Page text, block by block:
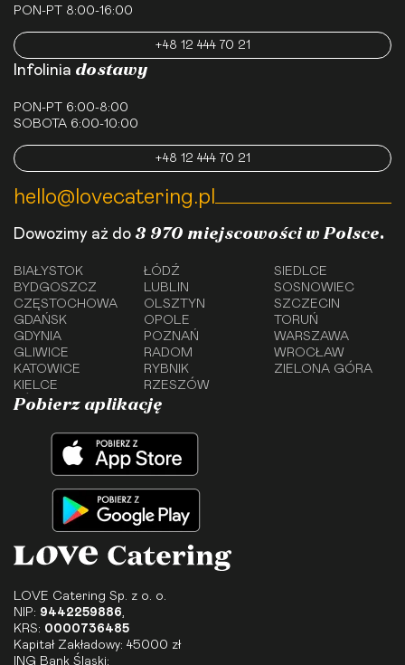
PON-PT 8:00-16:00
+48 12 444 70 21
Infolinia dostawy
PON-PT 6:00-8:00
SOBOTA 6:00-10:00
+48 12 444 70 21
hello@lovecatering.pl
Dowozimy aż do 3 970 miejscowości w Polsce.
BIAŁYSTOK
BYDGOSZCZ
CZĘSTOCHOWA
GDAŃSK
GDYNIA
GLIWICE
KATOWICE
KIELCE
ŁÓDŹ
LUBLIN
OLSZTYN
OPOLE
POZNAŃ
RADOM
RYBNIK
RZESZÓW
SIEDLCE
SOSNOWIEC
SZCZECIN
TORUŃ
WARSZAWA
WROCŁAW
ZIELONA GÓRA
Pobierz aplikację
LOVE Catering Sp. z o. o.
NIP: 9442259886,
KRS: 0000736485
Kapitał Zakładowy: 45000 zł
ING Bank Śląski: